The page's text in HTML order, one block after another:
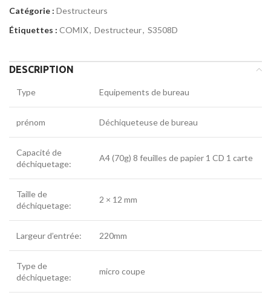
Catégorie : Destructeurs
Étiquettes : COMIX, Destructeur, S3508D
DESCRIPTION
Type Equipements de bureau
prénom Déchiqueteuse de bureau
Capacité de
déchiquetage:
A4 (70g) 8 feuilles de papier 1 CD 1 carte
Taille de
déchiquetage:
2 × 12 mm
Largeur d’entrée: 220mm
Type de
déchiquetage:
micro coupe